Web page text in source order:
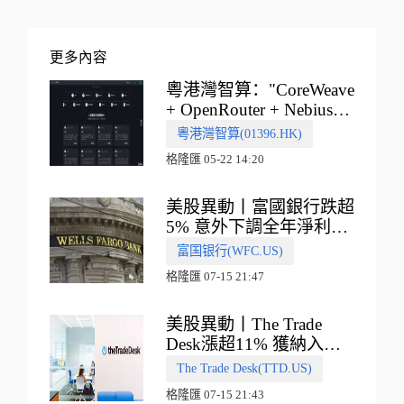
更多內容
粵港灣智算："CoreWeave
+ OpenRouter + Nebius"
多向融合的中國智算新範
式
粵港灣智算(01396.HK)
格隆匯 05-22 14:20
美股異動丨富國銀行跌超
5% 意外下調全年淨利息
收入指引
富国银行(WFC.US)
格隆匯 07-15 21:47
美股異動丨The Trade
Desk漲超11% 獲納入標
普500指數
The Trade Desk(TTD.US)
格隆匯 07-15 21:43